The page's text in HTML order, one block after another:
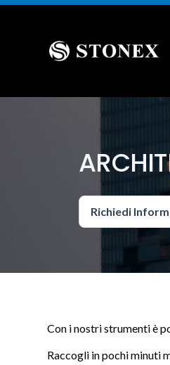
Richiedi
Con i nostri strumenti è
Raccogli in pochi minuti